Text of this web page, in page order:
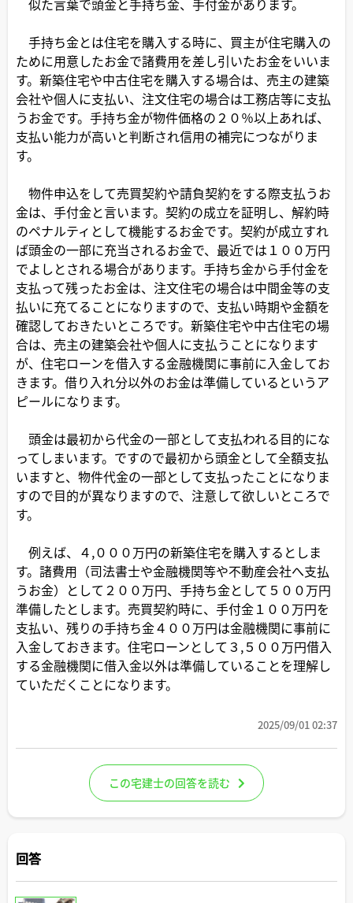
手持ち金とは住宅を購入する時に、買主が住宅購入の
ために用意したお金で諸費用を差し引いたお金をいいま
す。新築住宅や中古住宅を購入する場合は、売主の建築
会社や個人に支払い、注文住宅の場合は工務店等に支払
うお金です。手持ち金が物件価格の２０％以上あれば、
支払い能力が高いと判断され信用の補完につながりま
す。
物件申込をして売買契約や請負契約をする際支払うお
金は、手付金と言います。契約の成立を証明し、解約時
のペナルティとして機能するお金です。契約が成立すれ
ば頭金の一部に充当されるお金で、最近では１００万円
でよしとされる場合があります。手持ち金から手付金を
支払って残ったお金は、注文住宅の場合は中間金等の支
払いに充てることになりますので、支払い時期や金額を
確認しておきたいところです。新築住宅や中古住宅の場
合は、売主の建築会社や個人に支払うことになります
が、住宅ローンを借入する金融機関に事前に入金してお
きます。借り入れ分以外のお金は準備しているというア
ピールになります。
頭金は最初から代金の一部として支払われる目的にな
ってしまいます。ですので最初から頭金として全額支払
いますと、物件代金の一部として支払ったことになりま
すので目的が異なりますので、注意して欲しいところで
す。
例えば、４,０００万円の新築住宅を購入するとしま
す。諸費用（司法書士や金融機関等や不動産会社へ支払
うお金）として２００万円、手持ち金として５００万円
準備したとします。売買契約時に、手付金１００万円を
支払い、残りの手持ち金４００万円は金融機関に事前に
入金しておきます。住宅ローンとして３,５００万円借入
する金融機関に借入金以外は準備していることを理解し
ていただくことになります。
2025/09/01 02:37
この宅建士の回答を読む
回答